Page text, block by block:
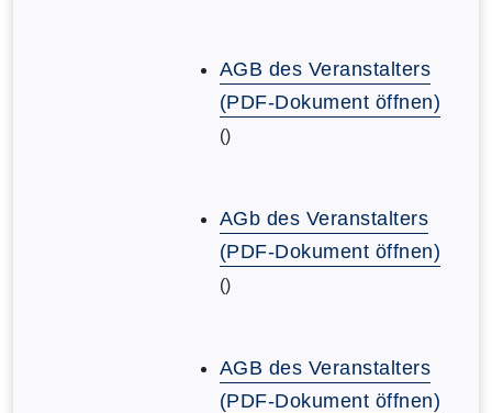
AGB des Veranstalters
(PDF-Dokument öffnen)
()
AGb des Veranstalters
(PDF-Dokument öffnen)
()
AGB des Veranstalters
(PDF-Dokument öffnen)